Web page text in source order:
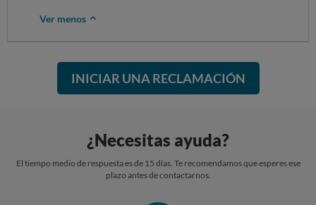
Ver menos
INICIAR UNA RECLAMACIÓN
¿Necesitas ayuda?
El tiempo medio de respuesta es de 15 días. Te recomendamos que esperes ese
plazo antes de contactarnos.